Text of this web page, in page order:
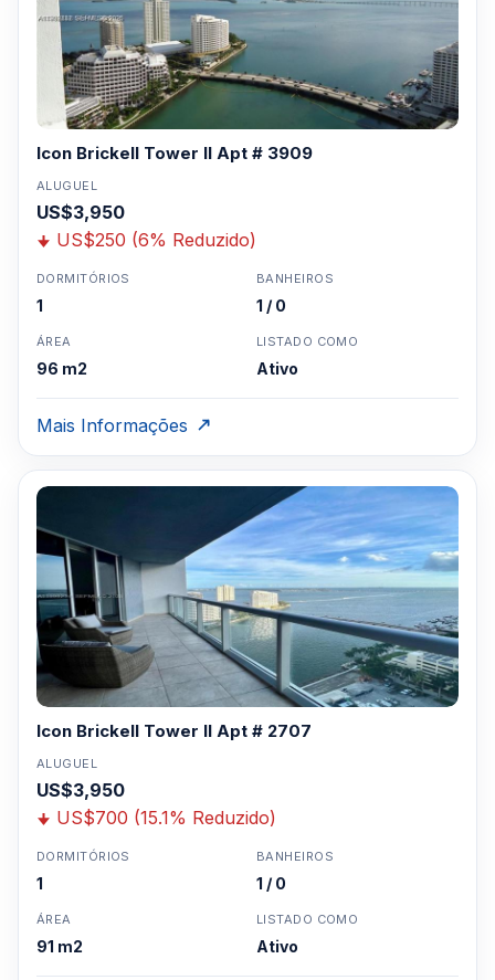
Icon Brickell Tower II Apt # 3909
ALUGUEL
US$3,950
US$250 (6% Reduzido)
DORMITÓRIOS
1
BANHEIROS
1 / 0
ÁREA
96 m2
LISTADO COMO
Ativo
Mais Informações
Icon Brickell Tower II Apt # 2707
ALUGUEL
US$3,950
US$700 (15.1% Reduzido)
DORMITÓRIOS
1
BANHEIROS
1 / 0
ÁREA
91 m2
LISTADO COMO
Ativo